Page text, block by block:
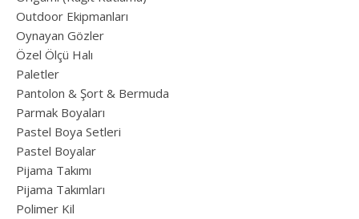
Outdoor Ekipmanları
Oynayan Gözler
Özel Ölçü Halı
Paletler
Pantolon & Şort & Bermuda
Parmak Boyaları
Pastel Boya Setleri
Pastel Boyalar
Pijama Takımı
Pijama Takımları
Polimer Kil